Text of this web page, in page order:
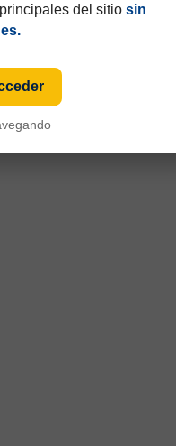
del sitio sin